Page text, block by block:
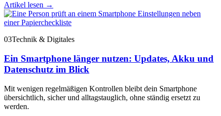
Artikel lesen →
03Technik & Digitales
Ein Smartphone länger nutzen: Updates, Akku und
Datenschutz im Blick
Mit wenigen regelmäßigen Kontrollen bleibt dein Smartphone
übersichtlich, sicher und alltagstauglich, ohne ständig ersetzt zu
werden.